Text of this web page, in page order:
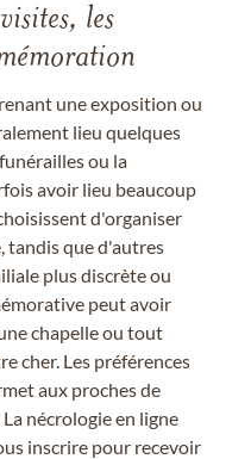
les
une exposition ou
lieu quelques
ou la
avoir lieu beaucoup
d'organiser
tandis que d'autres
plus discrète ou
peut avoir
chapelle ou tout
cher. Les préférences
aux proches de
nécrologie en ligne
inscrire pour recevoir